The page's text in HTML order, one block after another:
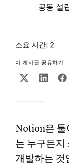
공동 설
소요 시간: 2
이 게시글 공유하기
Notion은 툴
는 누구든지
개발하는 것